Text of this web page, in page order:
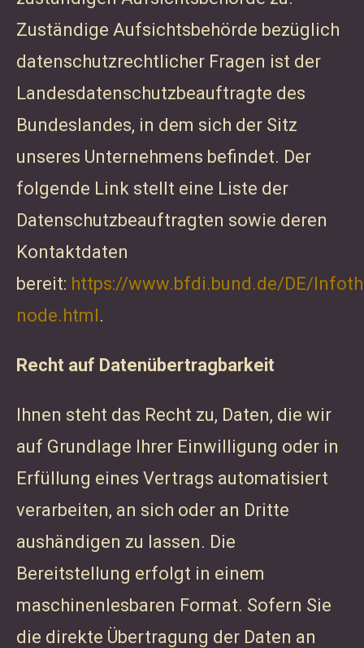
Zuständige Aufsichtsbehörde bezüglich
datenschutzrechtlicher Fragen ist der
Landesdatenschutzbeauftragte des
Bundeslandes, in dem sich der Sitz
unseres Unternehmens befindet. Der
folgende Link stellt eine Liste der
Datenschutzbeauftragten sowie deren
Kontaktdaten
bereit: https://www.bfdi.bund.de/DE/
node.html.
Recht auf Datenübertragbarkeit
Ihnen steht das Recht zu, Daten, die wir
auf Grundlage Ihrer Einwilligung oder in
Erfüllung eines Vertrags automatisiert
verarbeiten, an sich oder an Dritte
aushändigen zu lassen. Die
Bereitstellung erfolgt in einem
maschinenlesbaren Format. Sofern Sie
die direkte Übertragung der Daten an